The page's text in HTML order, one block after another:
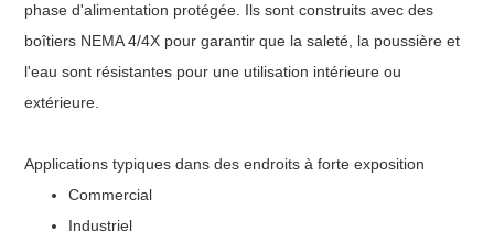
phase d'alimentation protégée. Ils sont construits avec des
boîtiers NEMA 4/4X pour garantir que la saleté, la poussière et
l'eau sont résistantes pour une utilisation intérieure ou
extérieure.
Applications typiques dans des endroits à forte exposition
Commercial
Industriel